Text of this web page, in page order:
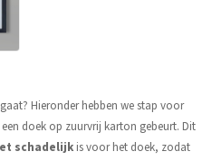
Hieronder hebben we stap voor
doek op zuurvrij karton gebeurt. Dit
schadelijkis voor het doek, zodat